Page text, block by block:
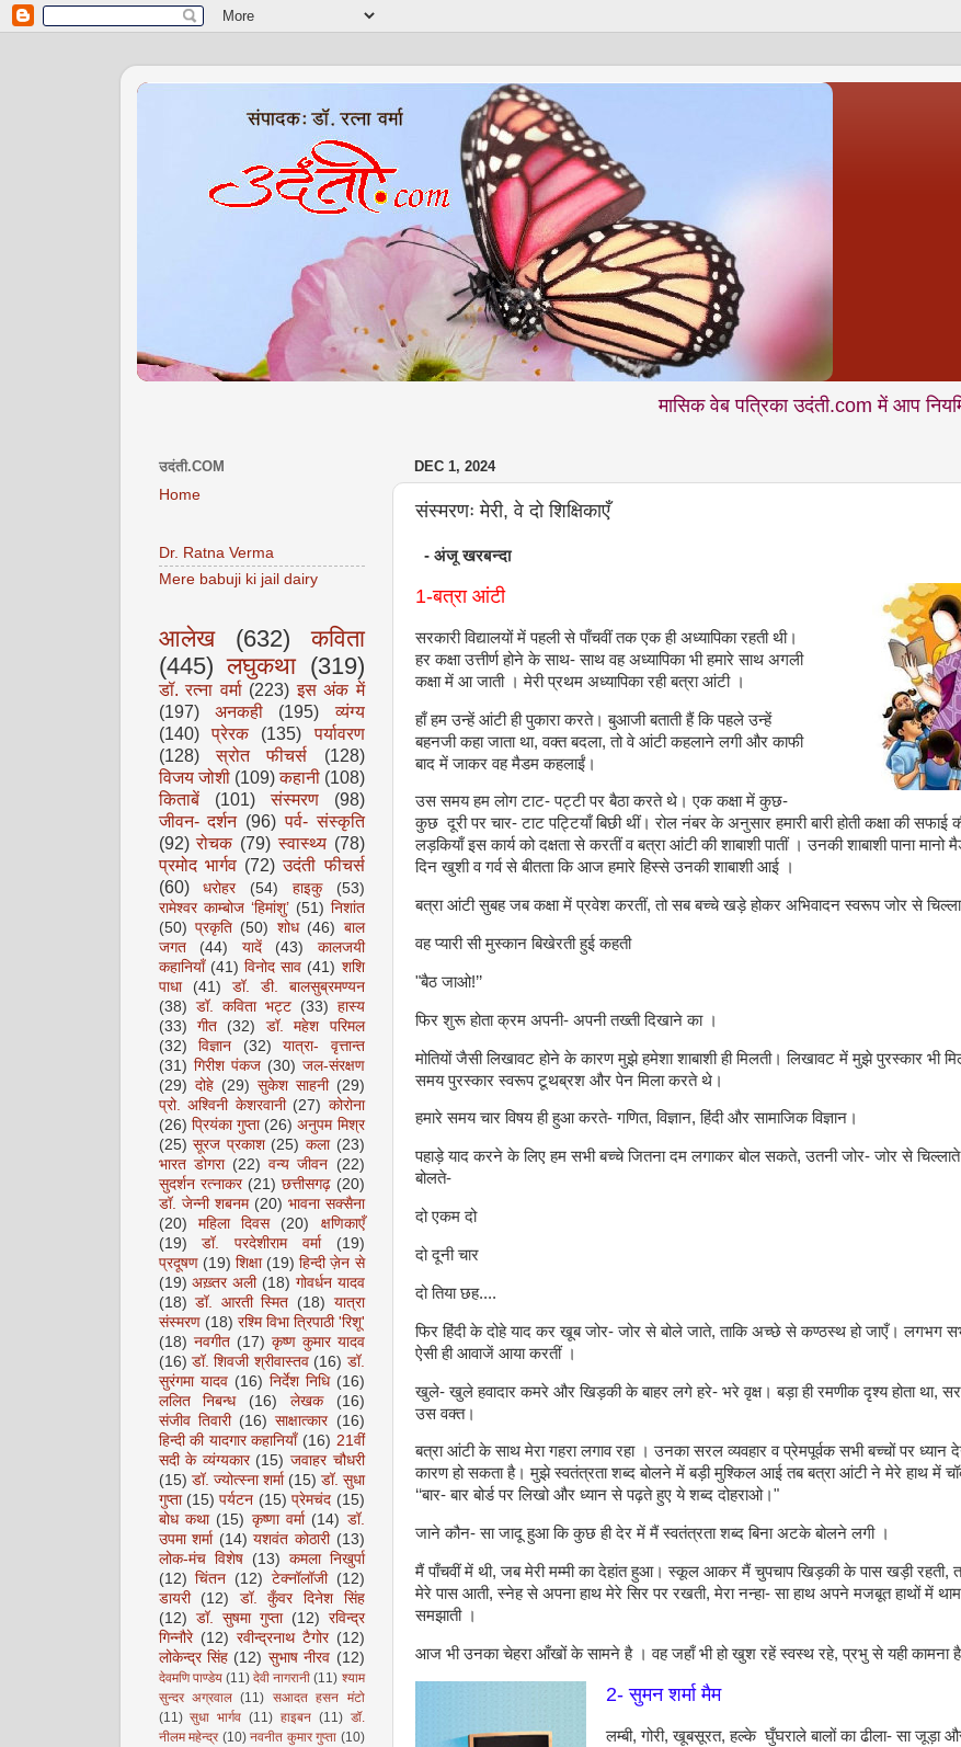
मासिक वेब पत्रिका उदंती.com में आप नियमित पढ़ते हैं
DEC 1, 2024
संस्मरणः मेरी, वे दो शिक्षिकाएँ
- अंजू खरबन्दा
1-बत्रा आंटी
सरकारी विद्यालयों में पहली से पाँचवीं तक एक ही अध्यापिका रहती थी।
हर कक्षा उत्तीर्ण होने के साथ- साथ वह अध्यापिका भी हमारे साथ अगली
कक्षा में आ जाती । मेरी प्रथम अध्यापिका रही बत्रा आंटी ।
हाँ हम उन्हें आंटी ही पुकारा करते। बुआजी बताती हैं कि पहले उन्हें
बहनजी कहा जाता था, वक्त बदला, तो वे आंटी कहलाने लगी और काफी
बाद में जाकर वह मैडम कहलाईं।
उस समय हम लोग टाट- पट्टी पर बैठा करते थे। एक कक्षा में कुछ-
कुछ दूरी पर चार- टाट पट्टियाँ बिछी थीं। रोल नंबर के अनुसार हमारी बारी होती कक्षा की सफाई
लड़कियाँ इस कार्य को दक्षता से करतीं व बत्रा आंटी की शाबाशी पातीं । उनकी शाबाशी पाना मानो
दिन खुशी व गर्व से बीतता कि आज हमारे हिस्से उनकी शाबाशी आई ।
बत्रा आंटी सुबह जब कक्षा में प्रवेश करतीं, तो सब बच्चे खड़े होकर अभिवादन स्वरूप जोर से
वह प्यारी सी मुस्कान बिखेरती हुई कहती
"बैठ जाओ!’’
फिर शुरू होता क्रम अपनी- अपनी तख्ती दिखाने का ।
मोतियों जैसी लिखावट होने के कारण मुझे हमेशा शाबाशी ही मिलती। लिखावट में मुझे पुरस्कार भी
समय पुरस्कार स्वरूप टूथब्रश और पेन मिला करते थे।
हमारे समय चार विषय ही हुआ करते- गणित, विज्ञान, हिंदी और सामाजिक विज्ञान।
पहाड़े याद करने के लिए हम सभी बच्चे जितना दम लगाकर बोल सकते, उतनी जोर- जोर से चिल्लाते
बोलते-
दो एकम दो
दो दूनी चार
दो तिया छह....
फिर हिंदी के दोहे याद कर खूब जोर- जोर से बोले जाते, ताकि अच्छे से कण्ठस्थ हो जाएँ। लगभग
ऐसी ही आवाजें आया करतीं ।
खुले- खुले हवादार कमरे और खिड़की के बाहर लगे हरे- भरे वृक्ष। बड़ा ही रमणीक दृश्य होता था,
उस वक्त।
बत्रा आंटी के साथ मेरा गहरा लगाव रहा । उनका सरल व्यवहार व प्रेमपूर्वक सभी बच्चों पर ध्यान
कारण हो सकता है। मुझे स्वतंत्रता शब्द बोलने में बड़ी मुश्किल आई तब बत्रा आंटी ने मेरे हाथ में
‘‘बार- बार बोर्ड पर लिखो और ध्यान से पढ़ते हुए ये शब्द दोहराओ।"
जाने कौन- सा जादू हुआ कि कुछ ही देर में मैं स्वतंत्रता शब्द बिना अटके बोलने लगी ।
मैं पाँचवीं में थी, जब मेरी मम्मी का देहांत हुआ। स्कूल आकर मैं चुपचाप खिड़की के पास खड़ी रहती,
मेरे पास आती, स्नेह से अपना हाथ मेरे सिर पर रखती, मेरा नन्हा- सा हाथ अपने मजबूत हाथों में
समझाती ।
आज भी उनका चेहरा आँखों के सामने है । वह जहाँ भी हो खुश रहें स्वस्थ रहे, प्रभु से यही कामना
2- सुमन शर्मा मैम
लम्बी, गोरी, खूबसूरत, हल्के घुँघराले बालों का ढीला- सा जूड़ा
उदंती.COM
Home
Dr. Ratna Verma
Mere babuji ki jail dairy
आलेख (632)
कविता
(445) लघुकथा (319)
डॉ. रत्ना वर्मा (223) इस अंक में
(197)
अनकही (195)
व्यंग्य
(140)
प्रेरक (135)
पर्यावरण
(128)
स्रोत फीचर्स
(128)
विजय जोशी (109) कहानी (108)
किताबें
(101) संस्मरण
(98)
जीवन- दर्शन (96) पर्व- संस्कृति
(92) रोचक (79) स्वास्थ्य (78)
प्रमोद भार्गव (72) उदंती फीचर्स
(60)
धरोहर (54) हाइकु
(53)
रामेश्वर काम्बोज ‘हिमांशु’ (51) निशांत
(50) प्रकृति (50) शोध (46) बाल
जगत
(44) यादें (43)
कालजयी
कहानियाँ (41) विनोद साव (41) शशि
पाधा
(41)
डॉ. डी. बालसुब्रमण्यन
(38) डॉ. कविता भट्ट (33) हास्य
(33)
गीत (32)
डॉ. महेश परिमल
(32)
विज्ञान (32)
यात्रा- वृत्तान्त
(31) गिरीश पंकज (30) जल-संरक्षण
(29) दोहे (29) सुकेश साहनी (29)
प्रो. अश्विनी केशरवानी (27) कोरोना
(26) प्रियंका गुप्ता (26) अनुपम मिश्र
(25) सूरज प्रकाश (25) कला (23)
भारत डोगरा (22) वन्य जीवन (22)
सुदर्शन रत्नाकर (21) छत्तीसगढ़ (20)
डॉ. जेन्नी शबनम (20) भावना सक्सैना
(20)
महिला दिवस (20)
क्षणिकाएँ
(19)
डॉ. परदेशीराम वर्मा
(19)
प्रदूषण (19) शिक्षा (19) हिन्दी ज़ेन से
(19) अख़्तर अली (18) गोवर्धन यादव
(18) डॉ. आरती स्मित (18) यात्रा
संस्मरण (18) रश्मि विभा त्रिपाठी 'रिशू'
(18) नवगीत (17) कृष्ण कुमार यादव
(16) डॉ. शिवजी श्रीवास्तव (16) डॉ.
सुरंगमा यादव (16) निर्देश निधि (16)
ललित निबन्ध
(16) लेखक
(16)
संजीव तिवारी (16) साक्षात्कार (16)
हिन्दी की यादगार कहानियाँ (16) 21वीं
सदी के व्यंग्यकार (15) जवाहर चौधरी
(15) डॉ. ज्योत्स्ना शर्मा (15) डॉ. सुधा
गुप्ता (15) पर्यटन (15) प्रेमचंद (15)
बोध कथा (15) कृष्णा वर्मा (14) डॉ.
उपमा शर्मा (14) यशवंत कोठारी (13)
लोक-मंच विशेष
(13) कमला निखुर्पा
(12) चिंतन (12) टेक्नॉलॉजी
(12)
डायरी
(12)
डॉ. कुँवर दिनेश सिंह
(12) डॉ. सुषमा गुप्ता (12) रविन्द्र
गिन्नौरे (12) रवीन्द्रनाथ टैगोर (12)
लोकेन्द्र सिंह (12) सुभाष नीरव (12)
देवमणि पाण्डेय (11) देवी नागरानी (11) श्याम
सुन्दर अग्रवाल (11) सआदत हसन मंटो
(11) सुधा भार्गव (11) हाइबन (11) डॉ.
नीलम महेन्द्र (10) नवनीत कुमार गुप्ता (10)